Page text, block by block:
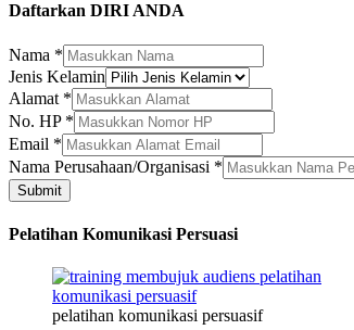
Daftarkan DIRI ANDA
Nama *
Jenis Kelamin
Alamat *
Alamat
Nama
Perusahaan/Organisasi
No. HP *
Email *
Nama Perusahaan/Organisasi *
Submit
Pelatihan Komunikasi Persuasi
pelatihan komunikasi persuasif